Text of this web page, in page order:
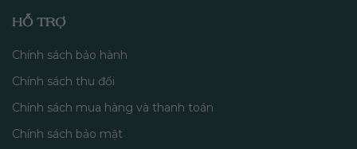
HỖ TRỢ
Chính sách bảo hành
Chính sách thu đổi
Chính sách mua hàng và thanh toán
Chính sách bảo mật